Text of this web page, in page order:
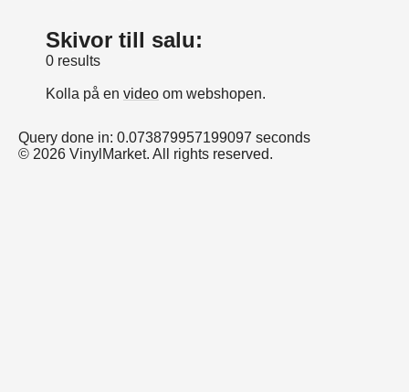
Skivor till salu:
0 results
Kolla på en video om webshopen.
Query done in: 0.073879957199097 seconds
© 2026 VinylMarket. All rights reserved.